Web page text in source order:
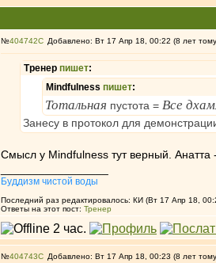
№404742 Добавлено: Вт 17 Апр 18, 00:22 (8 лет
Тренер пишет:
Mindfulness пишет:
Тотальная пустота = Все
Занесу в протокол для
Смысл у Mindfulness тут верный.
Буддизм чистой воды
Последний раз редактировалось: КИ (Вт 17 Апр 18,
Ответы на этот пост: Тренер
№404743 Добавлено: Вт 17 Апр 18, 00:23 (8 лет